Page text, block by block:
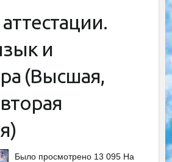
и
(Высшая,
Было просмотрено 13 095 На